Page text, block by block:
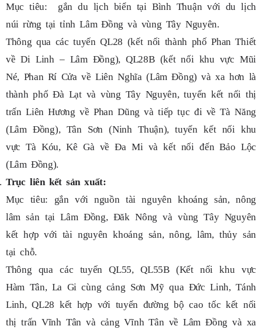
Mục tiêu: gắn du lịch biển tại Bình Thuận với du lịch
núi rừng tại tỉnh Lâm Đồng và vùng Tây Nguyên.
Thông qua các tuyến QL28 (kết nối thành phố Phan Thiết
về Di Linh – Lâm Đồng), QL28B (kết nối khu vực Mũi
Né, Phan Rí Cửa về Liên Nghĩa (Lâm Đồng) và xa hơn là
thành phố Đà Lạt và vùng Tây Nguyên, tuyến kết nối thị
trấn Liên Hương về Phan Dũng và tiếp tục đi về Tà Năng
(Lâm Đồng), Tân Sơn (Ninh Thuận), tuyến kết nối khu
vực Tà Kóu, Kê Gà về Đa Mi và kết nối đến Bảo Lộc
(Lâm Đồng).
Trục liên kết sản xuất:
Mục tiêu: gắn với nguồn tài nguyên khoáng sản, nông
lâm sản tại Lâm Đồng, Đăk Nông và vùng Tây Nguyên
kết hợp với tài nguyên khoáng sản, nông, lâm, thủy sản
tại chỗ.
Thông qua các tuyến QL55, QL55B (Kết nối khu vực
Hàm Tân, La Gi cùng cảng Sơn Mỹ qua Đức Linh, Tánh
Linh, QL28 kết hợp với tuyến đường bộ cao tốc kết nối
thị trấn Vĩnh Tân và cảng Vĩnh Tân về Lâm Đồng và xa